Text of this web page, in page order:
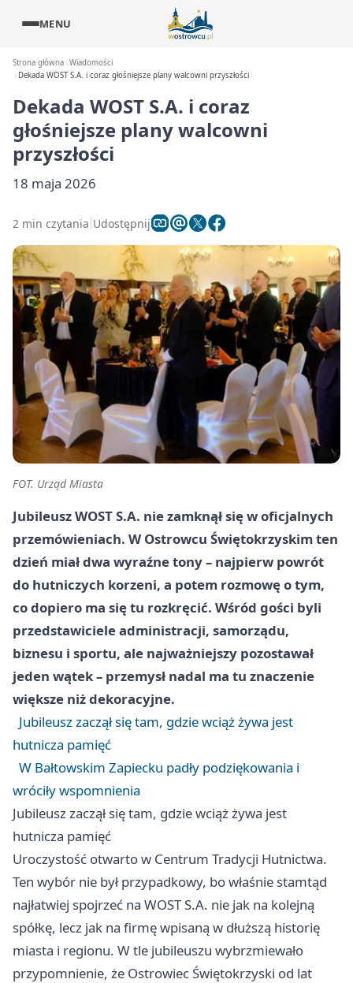
MENU
Strona główna Wiadomości
Dekada WOST S.A. i coraz głośniejsze plany walcowni przyszłości
Dekada WOST S.A. i coraz
głośniejsze plany walcowni
przyszłości
18 maja 2026
2 min czytania Udostępnij
FOT. Urząd Miasta
Jubileusz WOST S.A. nie zamknął się w oficjalnych
przemówieniach. W Ostrowcu Świętokrzyskim ten
dzień miał dwa wyraźne tony – najpierw powrót
do hutniczych korzeni, a potem rozmowę o tym,
co dopiero ma się tu rozkręcić. Wśród gości byli
przedstawiciele administracji, samorządu,
biznesu i sportu, ale najważniejszy pozostawał
jeden wątek – przemysł nadal ma tu znaczenie
większe niż dekoracyjne.
Jubileusz zaczął się tam, gdzie wciąż żywa jest
hutnicza pamięć
W Bałtowskim Zapiecku padły podziękowania i
wróciły wspomnienia
Jubileusz zaczął się tam, gdzie wciąż żywa jest
hutnicza pamięć
Uroczystość otwarto w Centrum Tradycji Hutnictwa.
Ten wybór nie był przypadkowy, bo właśnie stamtąd
najłatwiej spojrzeć na WOST S.A. nie jak na kolejną
spółkę, lecz jak na firmę wpisaną w dłuższą historię
miasta i regionu. W tle jubileuszu wybrzmiewało
przypomnienie, że Ostrowiec Świętokrzyski od lat